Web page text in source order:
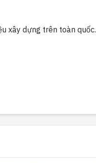
xây dựng trên toàn quốc.